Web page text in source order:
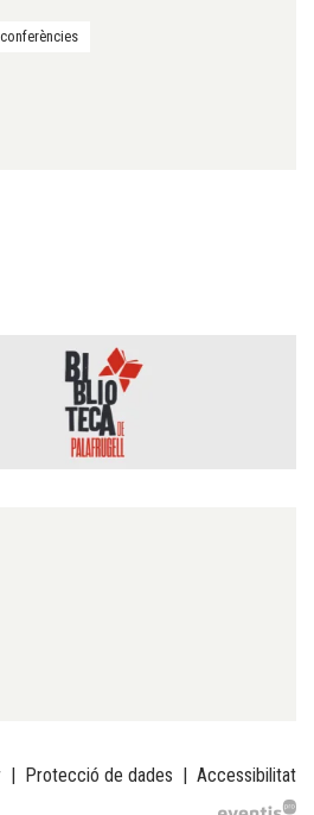
| Protecció de dades | Accessibilitat